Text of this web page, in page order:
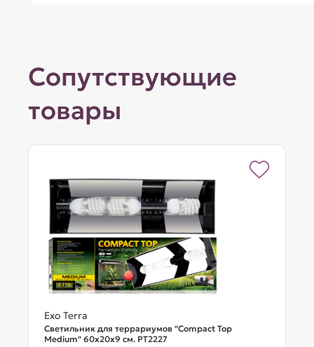
Сопутствующие
товары
Exo Terra
Cветильник для террариумов "Compact Top
Medium" 60х20х9 см. PT2227